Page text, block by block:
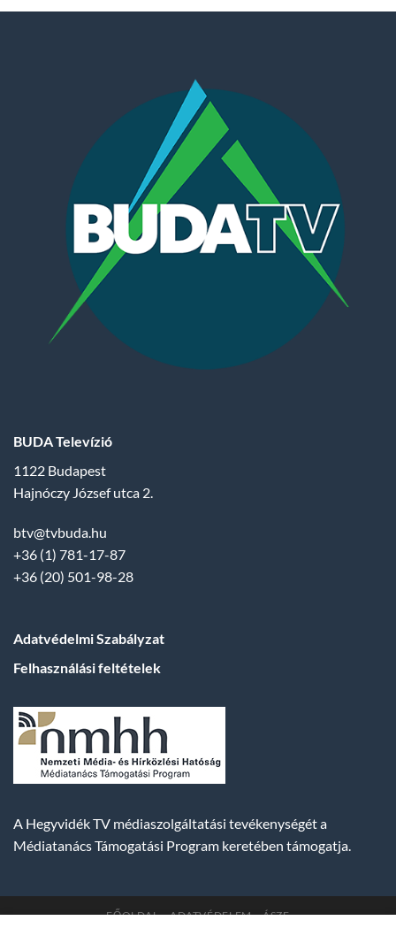
BUDA Televízió
1122 Budapest
Hajnóczy József utca 2.
btv@tvbuda.hu
+36 (1) 781-17-87
+36 (20) 501-98-28
Adatvédelmi Szabályzat
Felhasználási feltételek
A Hegyvidék TV médiaszolgáltatási tevékenységét a
Médiatanács Támogatási Program keretében támogatja.
FŐOLDAL ADATVÉDELEM ÁSZF